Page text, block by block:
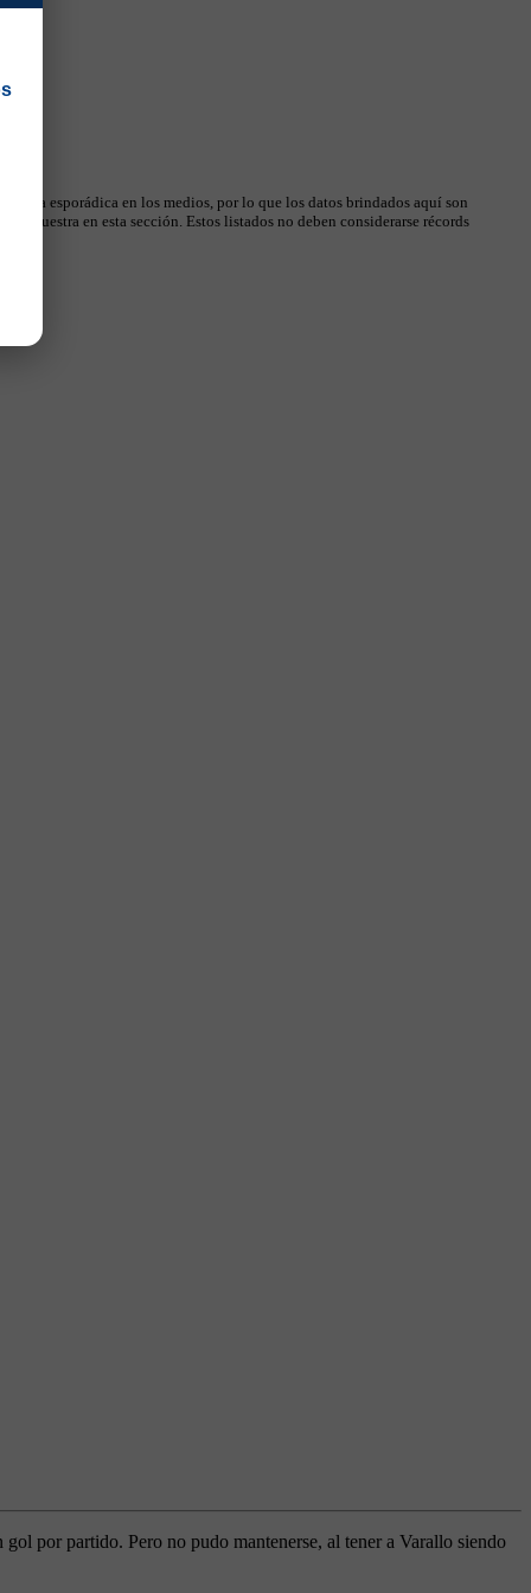
esporádica en los medios, por lo que los datos brindados aquí son
muestra en esta sección. Estos listados no deben considerarse récords
por partido. Pero no pudo mantenerse, al tener a Varallo siendo